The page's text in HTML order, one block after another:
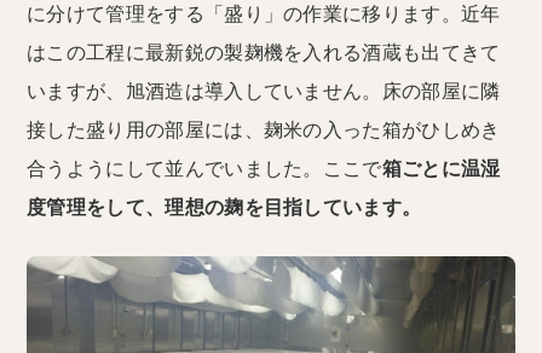
に分けて管理をする「盛り」の作業に移ります。近年
はこの工程に最新鋭の製麹機を入れる酒蔵も出てきて
いますが、旭酒造は導入していません。床の部屋に隣
接した盛り用の部屋には、麹米の入った箱がひしめき
合うようにして並んでいました。ここで箱ごとに温湿
度管理をして、理想の麹を目指しています。